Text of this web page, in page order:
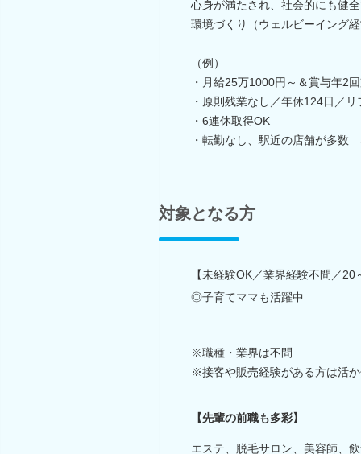
心身が満たされ、社会的にも健
環境づくり（ウェルビーイング
（例）
・月給25万1000円～＆賞与年2
・原則残業なし／年休124日／
・6連休取得OK
・転勤なし、駅近の店舗が多数
対象となる方
【未経験OK／業界経験不問／
◎子育てママも活躍中
※職種・業界は不問
※接客や販売経験がある方は活
【先輩の前職も多彩】
エステ、脱毛サロン、美容師、